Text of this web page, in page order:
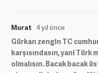
Murat 4 yıl önce
Gürkan zengin TC
karşısındasın, yani Türk
olmalısın. Bacak bacak